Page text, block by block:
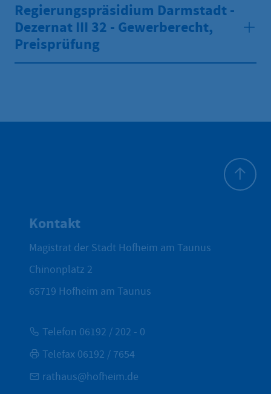
Regierungspräsidium Darmstadt -
Dezernat III 32 - Gewerberecht,
Preisprüfung
Kontakt
Magistrat der Stadt Hofheim am Taunus
Chinonplatz 2
65719 Hofheim am Taunus
Telefon 06192 / 202 - 0
Telefax 06192 / 7654
rathaus@hofheim.de